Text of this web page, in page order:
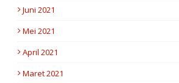
Juni 2021
Mei 2021
April 2021
Maret 2021